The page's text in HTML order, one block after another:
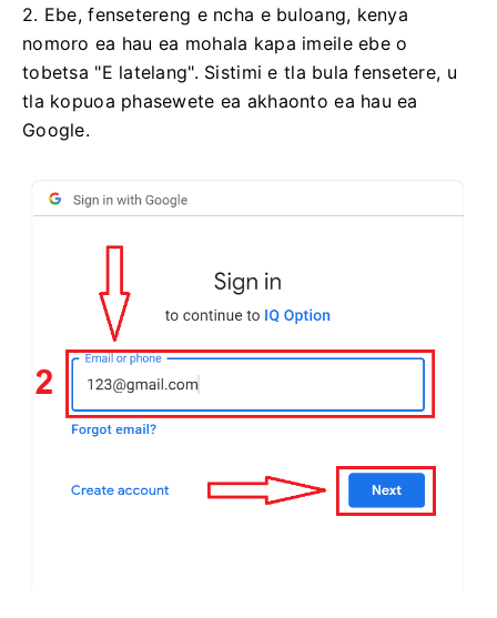
2. Ebe, fensetereng e ncha e buloang, kenya
nomoro ea hau ea mohala kapa imeile ebe o
tobetsa "E latelang". Sistimi e tla bula fensetere, u
tla kopuoa phasewete ea akhaonto ea hau ea
Google.